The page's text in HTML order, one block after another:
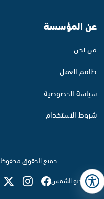
عن المؤسسة
من نحن
طاقم العمل
سياسة الخصوصية
شروط الاستخدام
جميع الحقوق محفوظة © 2026 |
تابع راديو الشمس